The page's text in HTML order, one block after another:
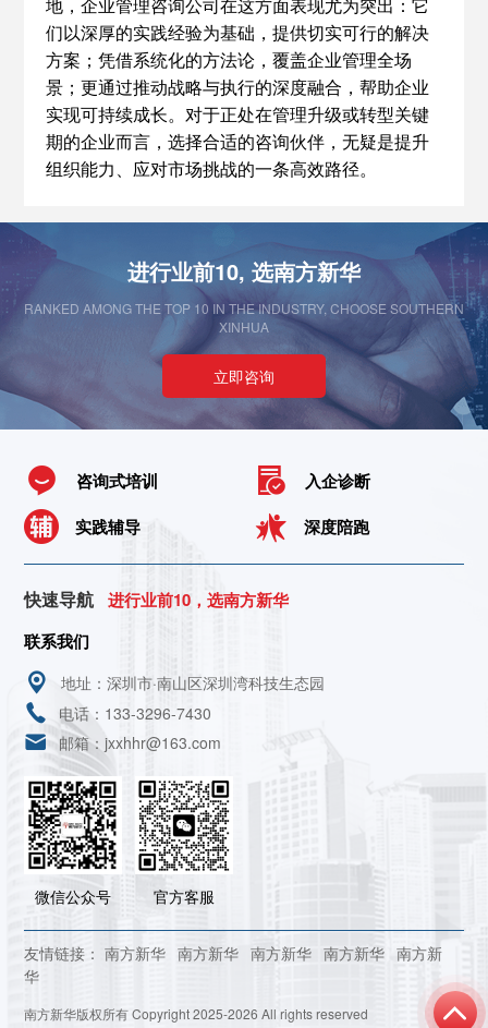
地，企业管理咨询公司在这方面表现尤为突出：它
们以深厚的实践经验为基础，提供切实可行的解决
方案；凭借系统化的方法论，覆盖企业管理全场
景；更通过推动战略与执行的深度融合，帮助企业
实现可持续成长。对于正处在管理升级或转型关键
期的企业而言，选择合适的咨询伙伴，无疑是提升
组织能力、应对市场挑战的一条高效路径。
进行业前10, 选南方新华
RANKED AMONG THE TOP 10 IN THE INDUSTRY, CHOOSE SOUTHERN
XINHUA
立即咨询
咨询式培训
入企诊断
实践辅导
深度陪跑
快速导航
进行业前10，选南方新华
联系我们
地址：深圳市·南山区深圳湾科技生态园
电话：133-3296-7430
邮箱：jxxhhr@163.com
微信公众号 官方客服
友情链接：南方新华 南方新华 南方新华 南方新华 南方新
华
南方新华版权所有 Copyright 2025-2026 All rights reserved